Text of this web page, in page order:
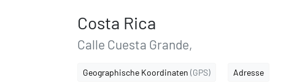
Costa Rica
Calle Cuesta Grande,
Geographische Koordinaten (GPS) Adresse